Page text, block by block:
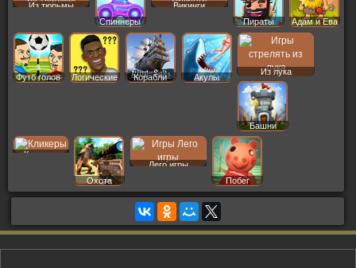
Из тюрьмы
Спиннеры
Викинги
Пираты
Адам и Ева
Футб голов Логические Корабли Акулы
Из лука
Башни
Кликеры
Охота
Лего игры
Побег